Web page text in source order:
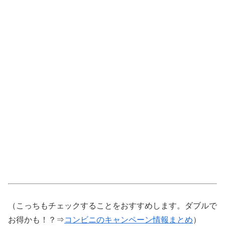
（こっちもチェックすることをおすすめします。ダブルで
お得かも！？⇒コンビニのキャンペーン情報まとめ）